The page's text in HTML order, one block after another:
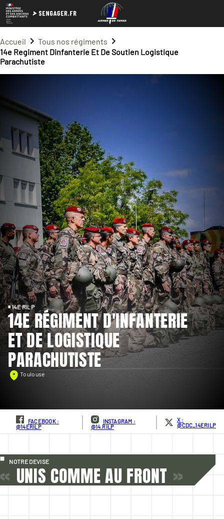
Accueil
Tous nos régiments
14e Regiment Dinfanterie Et De Soutien Logistique
Parachutiste
14E RILP
14E RÉGIMENT D'INFANTERIE
ET DE LOGISTIQUE
PARACHUTISTE
Toulouse
FACEBOOK :
@14ERILP
INSTAGRAM :
@14.RILP
X :
@CDC_14ERILP
NOTRE DEVISE
« UNIS COMME AU FRONT »